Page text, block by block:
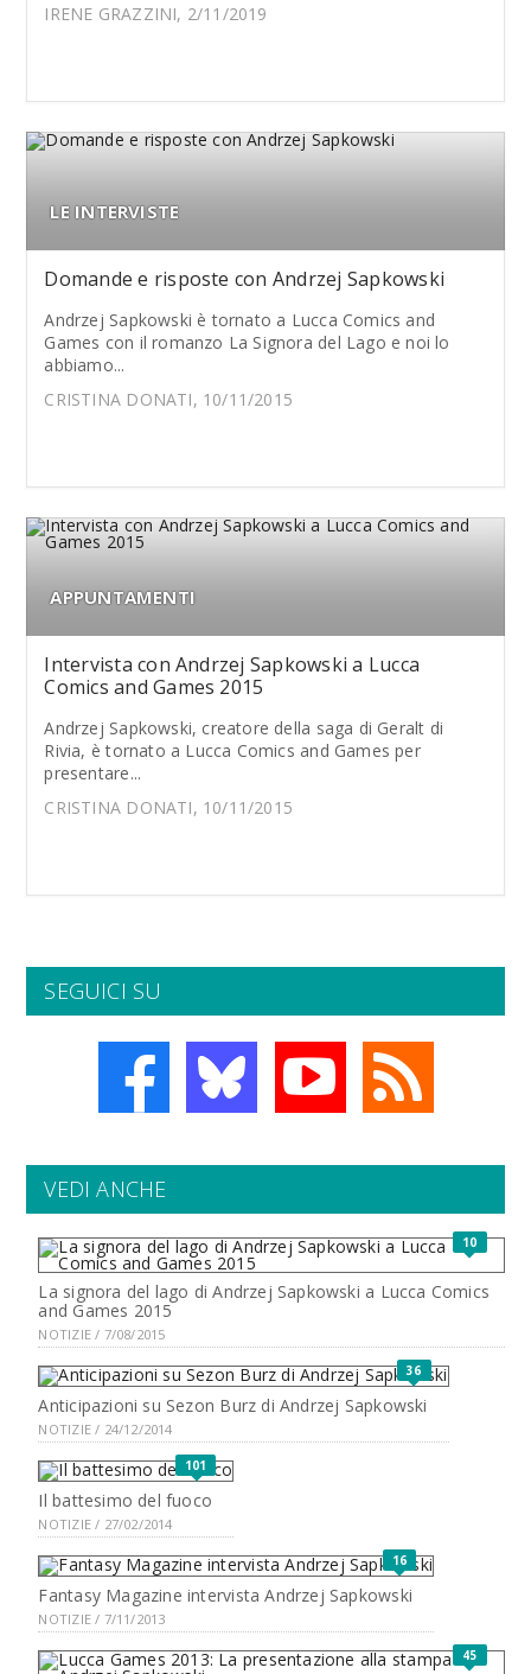
IRENE GRAZZINI, 2/11/2019
LE INTERVISTE
Domande e risposte con Andrzej Sapkowski
Andrzej Sapkowski è tornato a Lucca Comics and
Games con il romanzo La Signora del Lago e noi lo
abbiamo...
CRISTINA DONATI, 10/11/2015
APPUNTAMENTI
Intervista con Andrzej Sapkowski a Lucca
Comics and Games 2015
Andrzej Sapkowski, creatore della saga di Geralt di
Rivia, è tornato a Lucca Comics and Games per
presentare...
CRISTINA DONATI, 10/11/2015
SEGUICI SU
VEDI ANCHE
10
La signora del lago di Andrzej Sapkowski a Lucca Comics
and Games 2015
NOTIZIE / 7/08/2015
36
Anticipazioni su Sezon Burz di Andrzej Sapkowski
NOTIZIE / 24/12/2014
101
Il battesimo del fuoco
NOTIZIE / 27/02/2014
16
Fantasy Magazine intervista Andrzej Sapkowski
NOTIZIE / 7/11/2013
45